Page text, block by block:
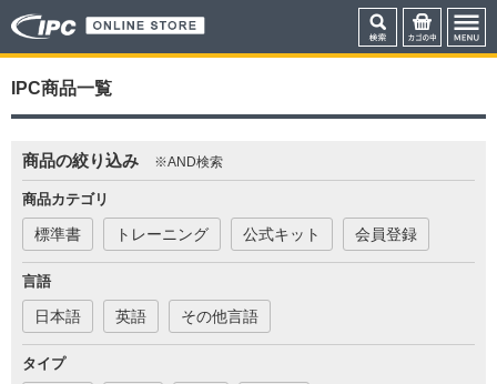
IPC商品一覧
商品の絞り込み ※AND検索
商品カテゴリ
標準書 トレーニング 公式キット 会員登録
言語
日本語 英語 その他言語
タイプ